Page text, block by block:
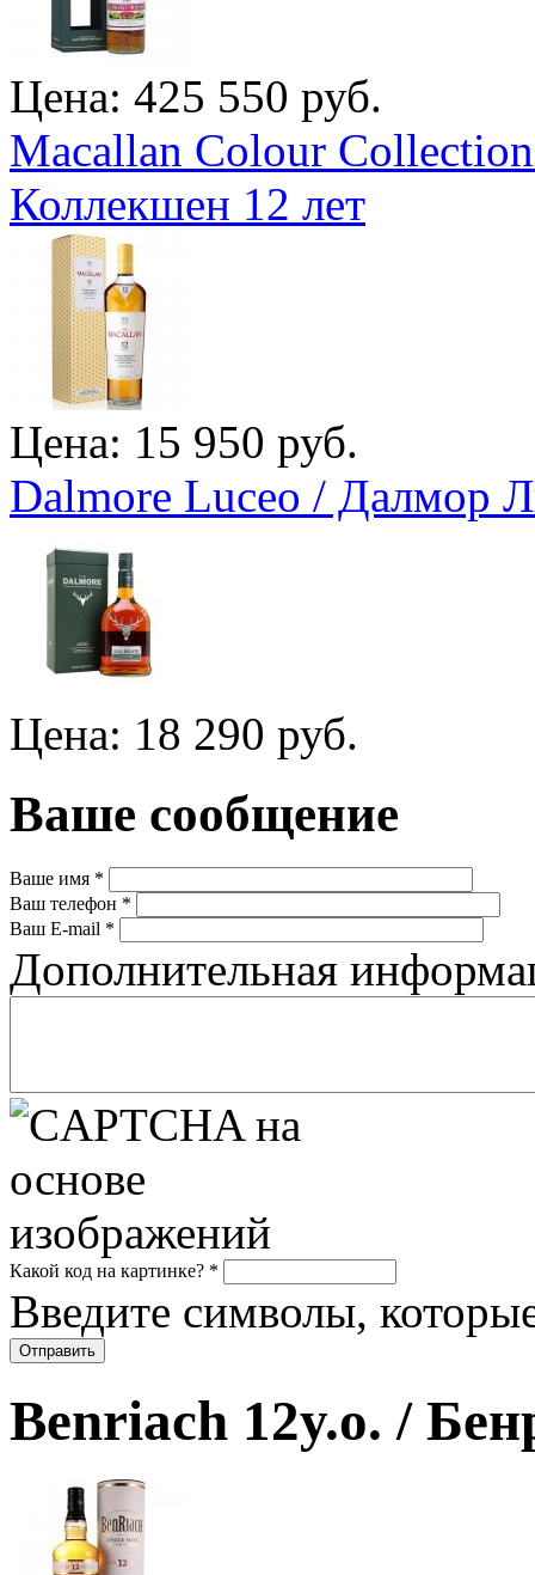
Цена: 425 550 руб.
Macallan Colour
Коллекшен 12 лет
Цена: 15 950 руб.
Dalmore Luceo / Далмор
Цена: 18 290 руб.
Ваше сообщение
Ваше имя *
Ваш телефон *
Ваш E-mail *
Дополнительная
Какой код на картинке? *
Введите символы,
Benriach 12y.o. /